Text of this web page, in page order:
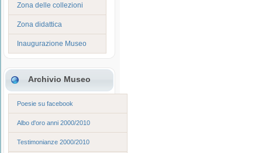
Zona delle collezioni
Zona didattica
Inaugurazione Museo
Archivio Museo
Poesie su facebook
Albo d'oro anni 2000/2010
Testimonianze 2000/2010